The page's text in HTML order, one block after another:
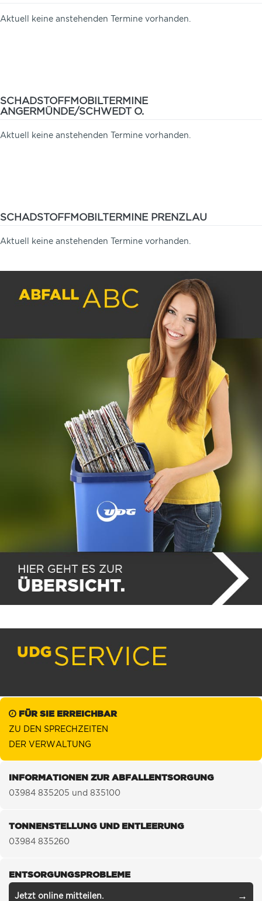
Aktuell keine anstehenden Termine vorhanden.
SCHADSTOFFMOBILTERMINE
ANGERMÜNDE/SCHWEDT O.
Aktuell keine anstehenden Termine vorhanden.
SCHADSTOFFMOBILTERMINE PRENZLAU
Aktuell keine anstehenden Termine vorhanden.
FÜR SIE ERREICHBAR
ZU DEN SPRECHZEITEN
DER VERWALTUNG
INFORMATIONEN ZUR ABFALLENTSORGUNG
03984 835205 und 835100
TONNENSTELLUNG UND ENTLEERUNG
03984 835260
ENTSORGUNGSPROBLEME
Jetzt online mitteilen.